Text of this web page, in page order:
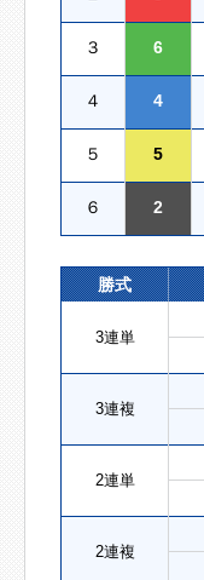
３ 6
４ 4
５ 5
６ 2
勝式
3連単
3連複
2連単
2連複